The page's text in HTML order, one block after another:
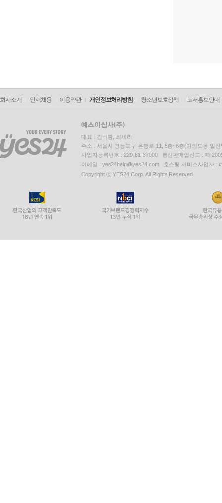
회사소개 인재채용 이용약관 개인정보처리방침 청소년보호정책 도서홍보안내
대표 : 김석환, 최세라
주소 : 서울시 영등포구 은행로 11, 5층~6층(여의도동,일신
사업자등록번호 : 229-81-37000 통신판매업신고 : 제
이메일 : yes24help@yes24.com 호스팅 서비스사업자 :
Copyright ⓒ YES24 Corp. All Rights Reserved.